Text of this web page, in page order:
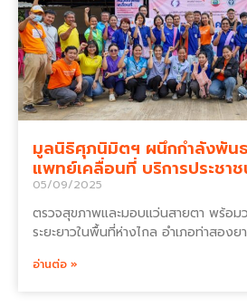
มูลนิธิศุภนิมิตฯ ผนึกกำลังพัน
แพทย์เคลื่อนที่ บริการประชา
05/09/2025
ตรวจสุขภาพและมอบแว่นสายตา พร้อม
ระยะยาวในพื้นที่ห่างไกล อำเภอท่าสอง
อ่านต่อ »